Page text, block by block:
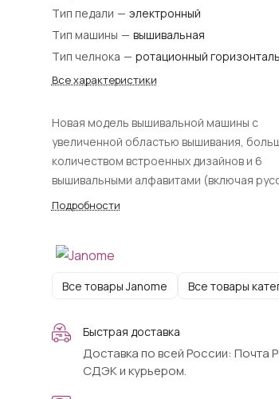
Тип педали — электронный
Тип машины — вышивальная
Тип челнока — ротационный
Все характеристики
Новая модель вышивальной машины с
увеличенной областью вышивания,
количеством встроенных дизайнов и 6
вышивальными алфавитами (включая
Большая площадь вышивки (360 x 200 мм)
Подробности
Все товары Janome Все товары
Быстрая доставка
Доставка по всей России: Почта
СДЭК и курьером.